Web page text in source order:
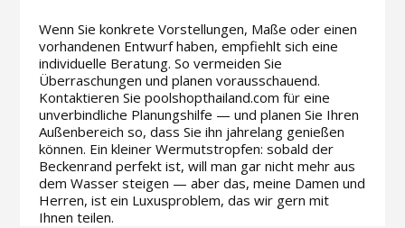
Wenn Sie konkrete Vorstellungen, Maße oder einen
vorhandenen Entwurf haben, empfiehlt sich eine
individuelle Beratung. So vermeiden Sie
Überraschungen und planen vorausschauend.
Kontaktieren Sie poolshopthailand.com für eine
unverbindliche Planungshilfe — und planen Sie Ihren
Außenbereich so, dass Sie ihn jahrelang genießen
können. Ein kleiner Wermutstropfen: sobald der
Beckenrand perfekt ist, will man gar nicht mehr aus
dem Wasser steigen — aber das, meine Damen und
Herren, ist ein Luxusproblem, das wir gern mit
Ihnen teilen.